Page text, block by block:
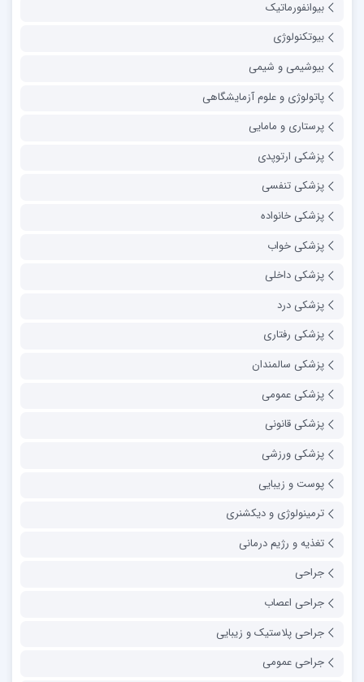
بیوانفورماتیک
بیوتکنولوژی
بیوشیمی و شیمی
پاتولوژی و علوم آزمایشگاهی
پرستاری و مامایی
پزشکی ارتوپدی
پزشکی تنفسی
پزشکی خانواده
پزشکی خواب
پزشکی داخلی
پزشکی درد
پزشکی رفتاری
پزشکی سالمندان
پزشکی عمومی
پزشکی قانونی
پزشکی ورزشی
پوست و زیبایی
ترمینولوژی و دیکشنری
تغذیه و رژیم درمانی
جراحی
جراحی اعصاب
جراحی پلاستیک و زیبایی
جراحی عمومی